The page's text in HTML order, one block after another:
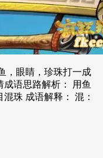
，眼睛，珍珠打一成
语思路解析： 用鱼
珠 成语解释： 混：